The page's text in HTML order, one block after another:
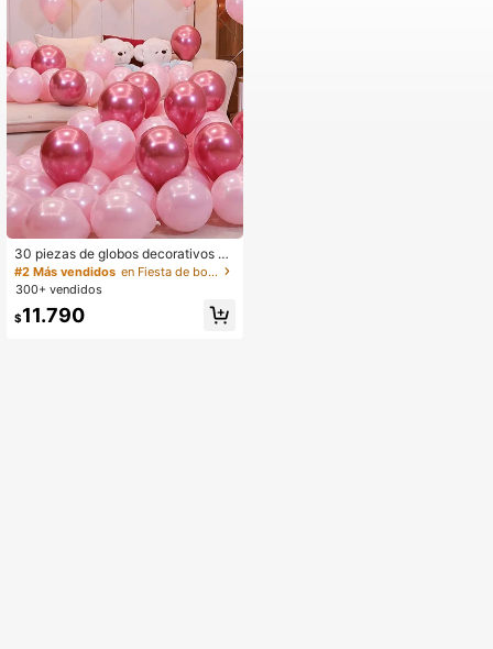
30 piezas de globos decorativos m
etálicos para fiesta, evento y decor
ación de habitaciones, suministros
icas
#2 Más vendidos
en Fiesta de bodas Globos Decorativos
300+ vendidos
$11.790